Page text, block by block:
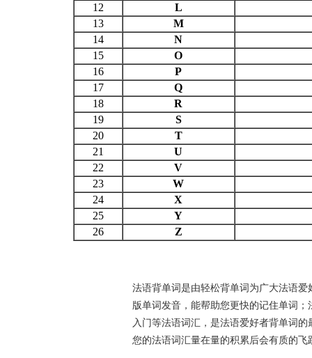
12
L
13
M
14
N
15
O
16
P
17
Q
18
R
19
S
20
T
21
U
22
V
23
W
24
X
25
Y
26
Z
法语背单词是由轻松背单词为广大法语
版单词发音，能帮助您更快的记住单词
入门等法语词汇，是法语爱好者背单词
您的法语词汇量在量的积累后会有质的飞